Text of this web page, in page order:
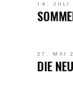
14. JULI
27. MAI
DIE